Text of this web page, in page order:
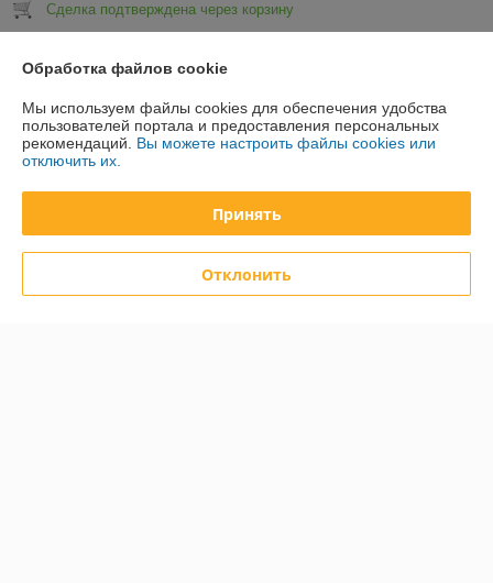
Сделка подтверждена через корзину
Показать все отзывы
О нас
Контакты
Доставка и оплата
График работы
Обработка файлов cookie
Мы используем файлы cookies для обеспечения удобства
пользователей портала и предоставления персональных
рекомендаций. Вы можете настроить файлы cookies или
отключить их.
Принять
Отклонить